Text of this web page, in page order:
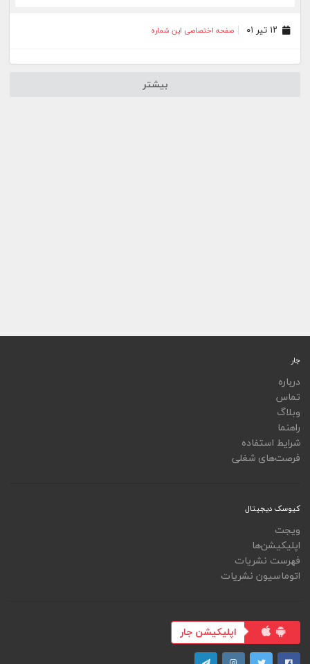
جار
درباره
تماس
وبلاگ
راهنما
شرایط استفاده
فرصت‌های شغلی
کیوسک دیجیتال
ویجت
اپلیکیشن‌ها
فهرست نشریات
اتوماسیون نشریات
اپلیکیشن جار